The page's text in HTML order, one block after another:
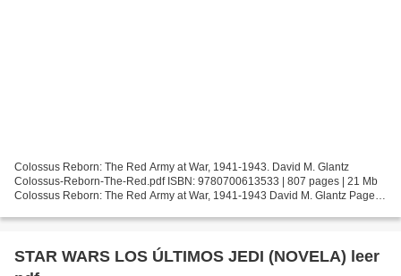
Colossus Reborn: The Red Army at War, 1941-1943. David M. Glantz
Colossus-Reborn-The-Red.pdf ISBN: 9780700613533 | 807 pages | 21 Mb
Colossus Reborn: The Red Army at War, 1941-1943 David M. Glantz Page:
STAR WARS LOS ÚLTIMOS JEDI (NOVELA) leer